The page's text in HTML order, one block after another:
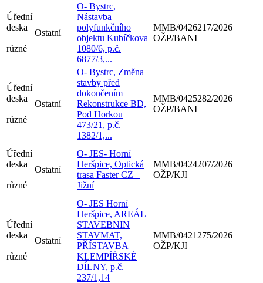
Úřední
deska
–
různé
Ostatní
O- Bystrc,
Nástavba
polyfunkčního
objektu Kubíčkova
1080/6, p.č.
6877/3,...
MMB/0426217/2026
OŽP/BANI
Úřední
deska
–
různé
Ostatní
O- Bystrc, Změna
stavby před
dokončením
Rekonstrukce BD,
Pod Horkou
473/21, p.č.
1382/1,...
MMB/0425282/2026
OŽP/BANI
Úřední
deska
–
různé
Ostatní
O- JES- Horní
Heršpice, Optická
trasa Faster CZ –
Jižní
MMB/0424207/2026
OŽP/KJI
Úřední
deska
–
různé
Ostatní
O- JES Horní
Heršpice, AREÁL
STAVEBNIN
STAVMAT,
PŘÍSTAVBA
KLEMPÍŘSKÉ
DÍLNY, p.č.
237/1,14
MMB/0421275/2026
OŽP/KJI